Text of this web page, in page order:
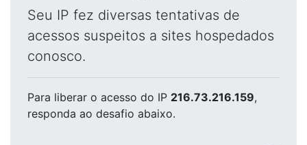
Seu IP fez diversas tentativas de
acessos suspeitos a sites hospedados
conosco.
Para liberar o acesso do IP 216.73.216.159,
responda ao desafio abaixo.